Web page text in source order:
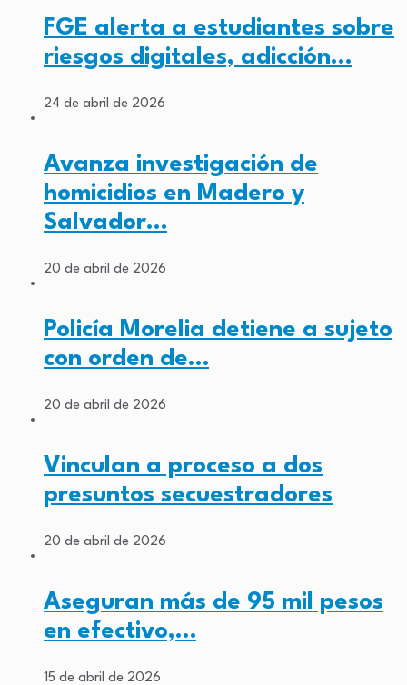
FGE alerta a estudiantes sobre
riesgos digitales, adicción…
24 de abril de 2026
Avanza investigación de
homicidios en Madero y
Salvador…
20 de abril de 2026
Policía Morelia detiene a sujeto
con orden de…
20 de abril de 2026
Vinculan a proceso a dos
presuntos secuestradores
20 de abril de 2026
Aseguran más de 95 mil pesos
en efectivo,…
15 de abril de 2026